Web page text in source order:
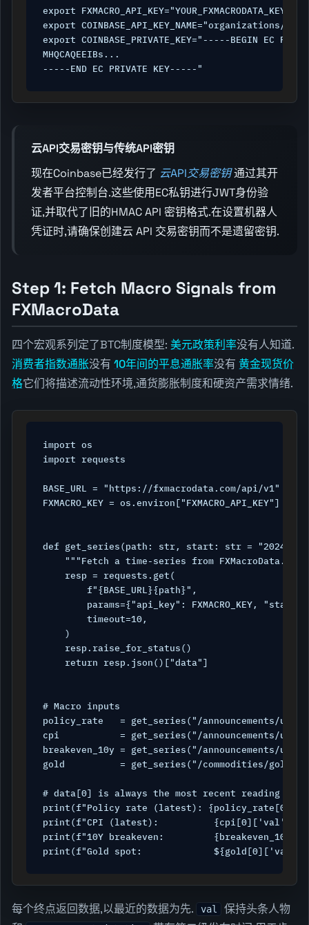
export FXMACRO_API_KEY="YOUR_FXMACRODATA_KEY"
export COINBASE_API_KEY_NAME="organizations/
export COINBASE_PRIVATE_KEY="-----BEGIN EC
MHQCAQEEIBs...
-----END EC PRIVATE KEY-----"
云API交易密钥与传统API密钥
现在Coinbase已经发行了 云API交易密钥通过其开
发者平台控制台.这些使用EC私钥进行JWT身份验
证,并取代了旧的HMAC API 密钥格式.在设置机器人
凭证时,请确保创建云 API 交易密钥而不是遗留密钥.
Step 1: Fetch Macro Signals from
FXMacroData
四个宏观系列定了BTC制度模型: 美元政策利率没有人知道.
消费者指数通胀没有 10年间的平息通胀率没有 黄金现货价
格它们将描述流动性环境,通货膨胀制度和硬资产需求情绪.
import os
import requests
BASE_URL = "https://fxmacrodata.com/api/v1"
FXMACRO_KEY = os.environ["FXMACRO_API_KEY"]
def get_series(path: str, start: str = "2024-
    """Fetch a time-series from FXMacroData."""
    resp = requests.get(
        f"{BASE_URL}{path}",
params={"api_key": FXMACRO_KEY,
        timeout=10,
    )
    resp.raise_for_status()
    return resp.json()["data"]
# Macro inputs
policy_rate   = get_series("/announcements/
cpi           = get_series("/announcements/
breakeven_10y = get_series("/announcements/
gold          = get_series("/commodities/gold")
# data[0] is always the most recent reading
print(f"Policy rate (latest):
print(f"CPI (latest):
print(f"10Y breakeven:
print(f"Gold spot:
每个终点返回数据,以最近的数据为先. val
保持头条人物